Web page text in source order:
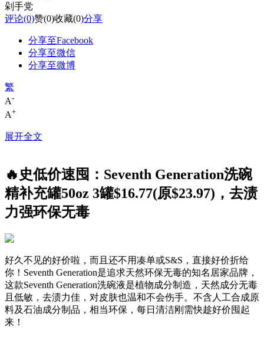
剁手党
评论(0)赞(0)收藏(0)分享
分享至Facebook
分享至微信
分享至微博
繁
A-
A+
展开全文
🔥史低价速囤：Seventh Generation洗碗
精补充罐50oz 3罐$16.77(原$23.97)，去渍
力强环保无毒
好久不见的好价啦，而且还不用凑单或S&S，直接好价折给
你！Seventh Generation是追求天然环保无毒的知名居家品牌，
这款Seventh Generation洗碗液是植物成分制造，天然成分无毒
且低敏，去渍力佳，对皮肤也温和不会伤手。不含人工合成原
料及石油成分制品，相当环保，每日清洁刚需快趁好价囤起
来！